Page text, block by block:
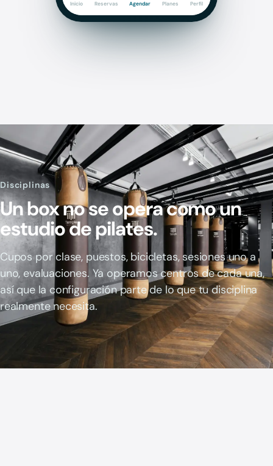
Inicio Reservas Agendar Planes Perfil
Disciplinas
Un box no se opera como un
estudio de pilates.
Cupos por clase, puestos, bicicletas, sesiones uno a
uno, evaluaciones. Ya operamos centros de cada una,
así que la configuración parte de lo que tu disciplina
realmente necesita.